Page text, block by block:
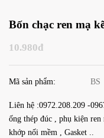
Bốn chạc ren mạ
10.980đ
Mã sản phẩm: BS
Liên hệ :0972.208.209 -
ống thép đúc , phụ kiện
khớp nối mềm , Gasket ..